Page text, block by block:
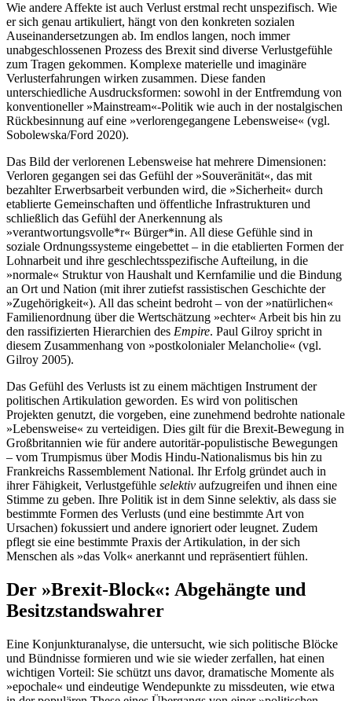
Wie andere Affekte ist auch Verlust erstmal recht unspezifisch. Wie
er sich genau artikuliert, hängt von den konkreten sozialen
Auseinandersetzungen ab. Im endlos langen, noch immer
unabgeschlossenen Prozess des Brexit sind diverse Verlustgefühle
zum Tragen gekommen. Komplexe materielle und imaginäre
Verlusterfahrungen wirken zusammen. Diese fanden
unterschiedliche Ausdrucksformen: sowohl in der Entfremdung von
konventioneller »Mainstream«-Politik wie auch in der nostalgischen
Rückbesinnung auf eine »verlorengegangene Lebensweise« (vgl.
Sobolewska/Ford 2020).
Das Bild der verlorenen Lebensweise hat mehrere Dimensionen:
Verloren gegangen sei das Gefühl der »Souveränität«, das mit
bezahlter Erwerbsarbeit verbunden wird, die »Sicherheit« durch
etablierte Gemeinschaften und öffentliche Infrastrukturen und
schließlich das Gefühl der Anerkennung als
»verantwortungsvolle*r« Bürger*in. All diese Gefühle sind in
soziale Ordnungssysteme eingebettet – in die etablierten Formen der
Lohnarbeit und ihre geschlechtsspezifische Aufteilung, in die
»normale« Struktur von Haushalt und Kernfamilie und die Bindung
an Ort und Nation (mit ihrer zutiefst rassistischen Geschichte der
»Zugehörigkeit«). All das scheint bedroht – von der »natürlichen«
Familienordnung über die Wertschätzung »echter« Arbeit bis hin zu
den rassifizierten Hierarchien des Empire. Paul Gilroy spricht in
diesem Zusammenhang von »postkolonialer Melancholie« (vgl.
Gilroy 2005).
Das Gefühl des Verlusts ist zu einem mächtigen Instrument der
politischen Artikulation geworden. Es wird von politischen
Projekten genutzt, die vorgeben, eine zunehmend bedrohte nationale
»Lebensweise« zu verteidigen. Dies gilt für die Brexit-Bewegung in
Großbritannien wie für andere autoritär-populistische Bewegungen
– vom Trumpismus über Modis Hindu-Nationalismus bis hin zu
Frankreichs Rassemblement National. Ihr Erfolg gründet auch in
ihrer Fähigkeit, Verlustgefühle selektiv aufzugreifen und ihnen eine
Stimme zu geben. Ihre Politik ist in dem Sinne selektiv, als dass sie
bestimmte Formen des Verlusts (und eine bestimmte Art von
Ursachen) fokussiert und andere ignoriert oder leugnet. Zudem
pflegt sie eine bestimmte Praxis der Artikula­tion, in der sich
Menschen als »das Volk« anerkannt und repräsentiert fühlen.
Der »Brexit-Block«: Abgehängte und
Besitzstandswahrer
Eine Konjunkturanalyse, die untersucht, wie sich politische Blöcke
und Bündnisse formieren und wie sie wieder zerfallen, hat einen
wichtigen Vorteil: Sie schützt uns davor, dramatische Momente als
»epochale« und eindeutige Wendepunkte zu missdeuten, wie etwa